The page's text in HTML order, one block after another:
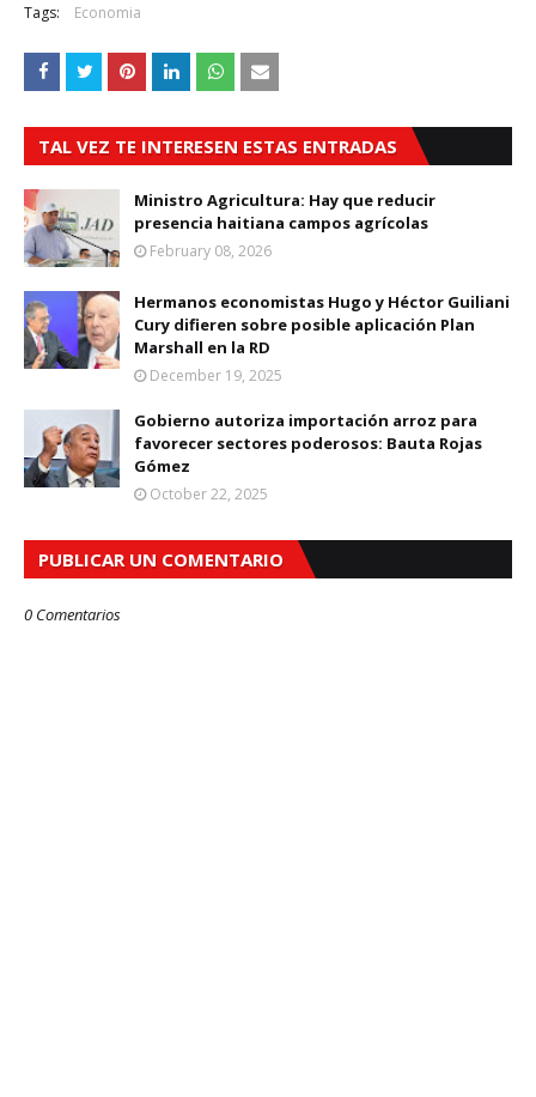
Tags: Economia
TAL VEZ TE INTERESEN ESTAS ENTRADAS
Ministro Agricultura: Hay que reducir
presencia haitiana campos agrícolas
February 08, 2026
Hermanos economistas Hugo y Héctor Guiliani
Cury difieren sobre posible aplicación Plan
Marshall en la RD
December 19, 2025
Gobierno autoriza importación arroz para
favorecer sectores poderosos: Bauta Rojas
Gómez
October 22, 2025
PUBLICAR UN COMENTARIO
0 Comentarios